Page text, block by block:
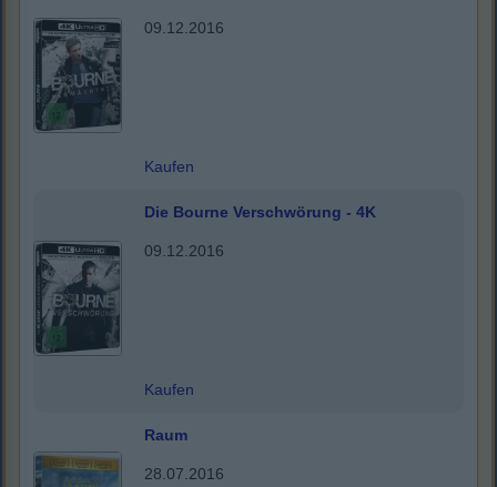
09.12.2016
Kaufen
Die Bourne Verschwörung - 4K
09.12.2016
Kaufen
Raum
28.07.2016